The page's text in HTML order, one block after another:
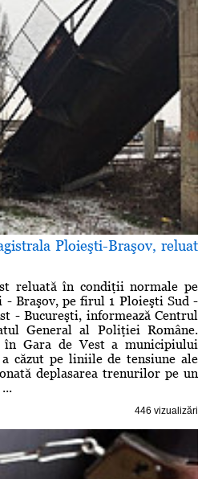
Ploieşti-Braşov, reluat
reluată în condiţii normale pe
- Braşov, pe firul 1 Ploieşti Sud -
- Bucureşti, informează Centrul
General al Poliţiei Române.
în Gara de Vest a municipiului
căzut pe liniile de tensiune ale
deplasarea trenurilor pe un
446 vizualizări